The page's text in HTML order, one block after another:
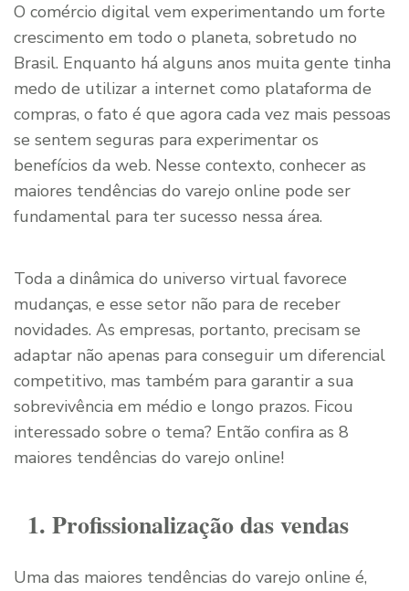
O comércio digital vem experimentando um forte
crescimento em todo o planeta, sobretudo no
Brasil. Enquanto há alguns anos muita gente tinha
medo de utilizar a internet como plataforma de
compras, o fato é que agora cada vez mais pessoas
se sentem seguras para experimentar os
benefícios da web. Nesse contexto, conhecer as
maiores tendências do varejo online pode ser
fundamental para ter sucesso nessa área.
Toda a dinâmica do universo virtual favorece
mudanças, e esse setor não para de receber
novidades. As empresas, portanto, precisam se
adaptar não apenas para conseguir um diferencial
competitivo, mas também para garantir a sua
sobrevivência em médio e longo prazos. Ficou
interessado sobre o tema? Então confira as 8
maiores tendências do varejo online!
1. Profissionalização das vendas
Uma das maiores tendências do varejo online é,